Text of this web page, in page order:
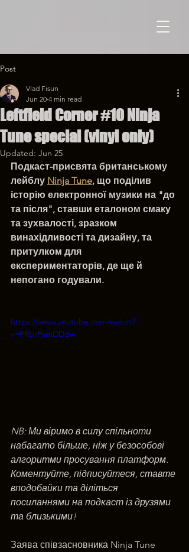
Post
Leftfield Corner #10 Ninja
Tune special (vinyl only)
Vlad Fisun
Jun 20 4 min read
Updated: Jun 25
Подкаст-присвята британському
лейблу Ninja Tune, що поділив
історію електронної музики на "до
та після", ставши еталоном смаку
та зухвалості, зразком
винахідливості та дизайну, та
притулком для
експериментаторів, де ще й
непогано годували.
https://www.youtube.com/watch?
v=FRbrPsmDDdw
NB: Ми віримо в силу спільноти
набагато більше, ніж у безособові
алгоритми просування платформ.
Коментуйте, підписуйтеся, ставте
вподобайки та діліться
посиланнями на подкаст із друзями
та близькими!
Заява співзасновника Ninja Tune